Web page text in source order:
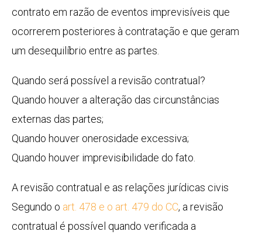
contrato em razão de eventos imprevisíveis que
ocorrerem posteriores à contratação e que geram
um desequilíbrio entre as partes.
Quando será possível a revisão contratual?
Quando houver a alteração das circunstâncias
externas das partes;
Quando houver onerosidade excessiva;
Quando houver imprevisibilidade do fato.
A revisão contratual e as relações jurídicas civis
Segundo o art. 478 e o art. 479 do CC, a revisão
contratual é possível quando verificada a